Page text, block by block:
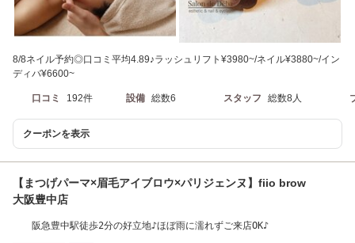
8/8ネイル予約◎口コミ平均4.89♪ラッシュリフト¥3980~/ネイル¥3880~/イン
ディバ¥6600~
口コミ 192件 設備 総数6 スタッフ 総数8人
クーポンを表示
【まつげパーマ×眉毛アイブロウ×パリジェンヌ】fiio brow
大阪豊中店
阪急豊中駅徒歩2分の好立地♪ほぼ雨に濡れずご来店OK♪